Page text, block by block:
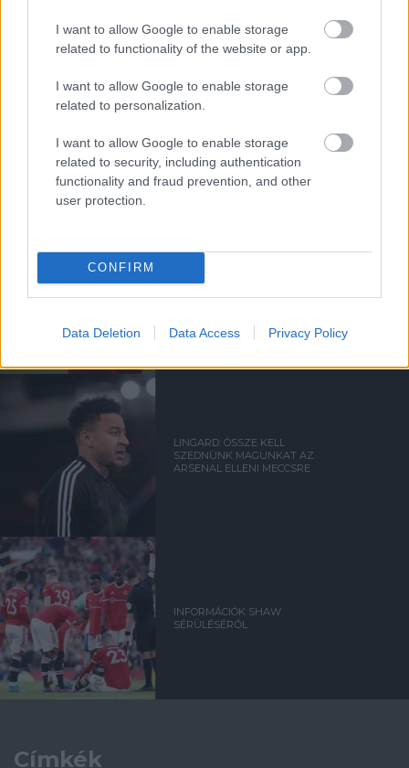
I want to allow Google to enable storage
related to functionality of the website or app.
I want to allow Google to enable storage
related to personalization.
I want to allow Google to enable storage
related to security, including authentication
functionality and fraud prevention, and other
user protection.
CONFIRM
Data Deletion Data Access Privacy Policy
JESSE LINGARD
TÁVOZIK
RANGNICK: EZÉRT NEM
CSERÉLTEM BE LINGARDOT
LINGARD: ÖSSZE KELL
SZEDNÜNK MAGUNKAT AZ
ARSENAL ELLENI MECCSRE
INFORMÁCIÓK SHAW
SÉRÜLÉSÉRŐL
Címkék